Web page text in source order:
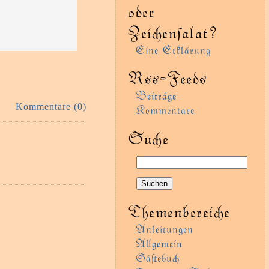
Kommentare (0)
oder
Zeienſalat?
Eine Erklärung
Rss-Feeds
Beiträge
Kommentare
Sue
Themenbereie
Anleitungen
Agemein
Gäﬅebu